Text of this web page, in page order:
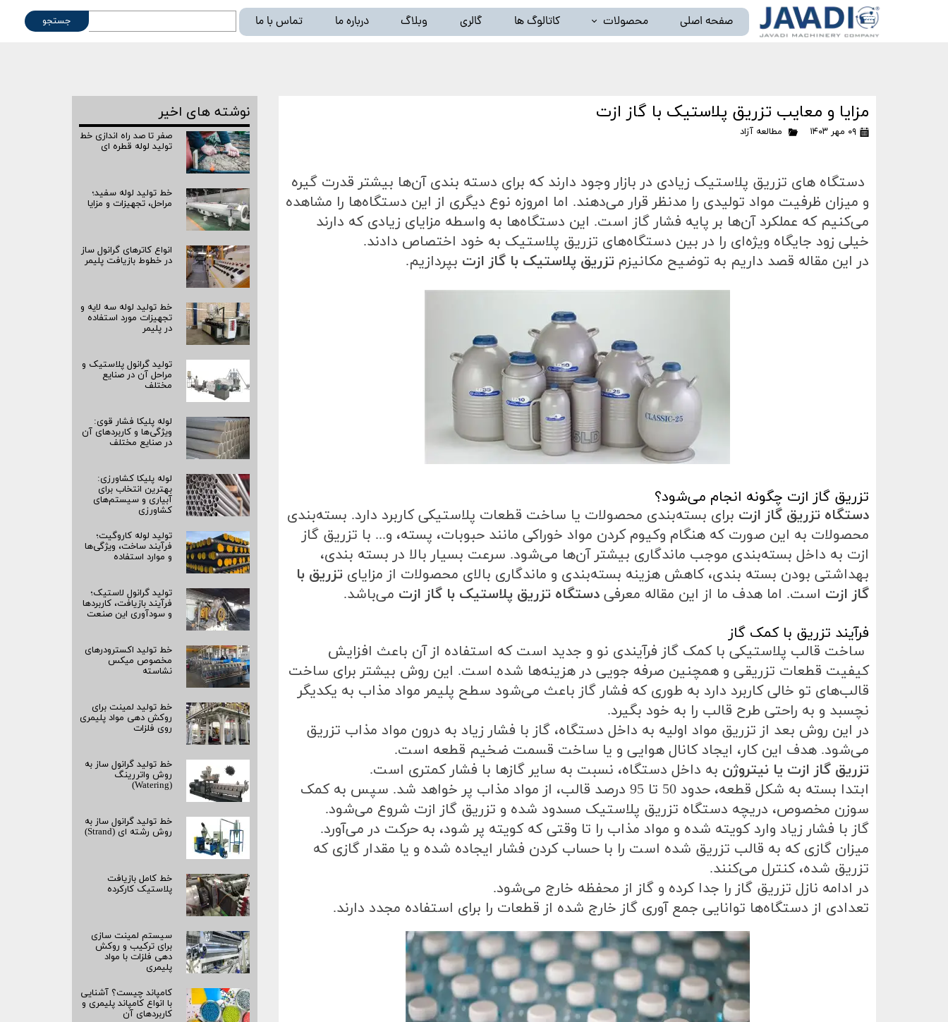
صفحه اصلی محصولات
سایر محصولات ( توقف تولید )
کاتالوگ ها گالری وبلاگ درباره ما تماس با ما جستجو
مزایا و معایب تزریق پلاستیک با گاز ازت
۰۹ مهر ۱۴۰۳ مطالعه آزاد
دستگاه های تزریق پلاستیک زیادی در بازار وجود دارند که برای دسته بندی آن‌ها بیشتر قدرت گیره
و میزان ظرفیت مواد تولیدی را مدنظر قرار می‌دهند. اما امروزه نوع دیگری از این دستگاه‌ها را مشاهده
می‌کنیم که عملکرد آن‌ها بر پایه فشار گاز است. این دستگاه‌‌ها به واسطه مزایای زیادی که دارند
خیلی زود جایگاه ویژه‌ای را در بین دستگاه‌های تزریق پلاستیک به خود اختصاص دادند.
در این مقاله قصد داریم به توضیح مکانیزم تزریق پلاستیک با گاز ازت بپردازیم.
تزریق گاز ازت چگونه انجام می‌شود؟
دستگاه‌ تزریق گاز ازت برای بسته‌بندی محصولات یا ساخت قطعات پلاستیکی کاربرد دارد. بسته‌بندی
محصولات به این صورت که هنگام وکیوم کردن مواد خوراکی مانند حبوبات، پسته، و... با تزریق گاز
ازت به داخل‌ بسته‌بندی موجب ماندگاری بیشتر آن‌ها می‌شود. سرعت بسیار بالا در بسته بندی،
بهداشتی بودن بسته بندی، کاهش هزینه‌ بسته‌بندی و ماندگاری بالای محصولات‌ از مزایای تزریق با
گاز ازت است. اما هدف ما از این مقاله معرفی دستگاه تزریق پلاستیک با گاز ازت می‌باشد.
فرآیند تزریق با کمک گاز
ساخت قالب پلاستیکی با کمک گاز فرآیندی نو و جدید است که‌ استفاده از آن باعث افزایش
کیفیت قطعات تزریقی و همچنین صرفه جویی در هزینه‌ها شده است. این روش بیشتر برای ساخت
قالب‌های تو خالی کاربرد دارد به طوری که فشار گاز باعث می‌شود سطح پلیمر مواد مذاب به یکدیگر
نچسبد و به راحتی طرح قالب را به خود بگیرد.
در این روش بعد از تزریق مواد اولیه به داخل دستگاه، گاز با فشار زیاد به درون مواد مذاب تزریق
می‌شود. هدف این کار، ایجاد کانال هوایی و یا ساخت قسمت ضخیم قطعه است.
تزریق گاز ازت یا نیتروژن به داخل دستگاه، نسبت به سایر گازها با فشار کمتری است.
ابتدا بسته به شکل قطعه، حدود 50 تا 95 درصد قالب، از مواد مذاب پر خواهد شد. سپس به کمک
سوزن مخصوص، دریچه دستگاه تزریق پلاستیک مسدود شده و تزریق گاز ازت شروع می‌شود.
گاز با فشار زیاد وارد کویته شده‌ و مواد مذاب را تا وقتی که کویته پر شود، به حرکت در می‌آورد.
میزان گازی که به قالب تزریق شده است را با حساب کردن فشار ایجاده شده و یا مقدار گازی که
تزریق شده، کنترل می‌کنند.
در ادامه نازل تزریق گاز را جدا کرده و گاز از محفظه خارج می‌شود.
تعدادی از دستگاه‌ها توانایی جمع آوری گاز خارج شده از قطعات را برای استفاده مجدد دارند.
نوشته های اخیر
صفر تا صد راه‌ اندازی خط
تولید لوله قطره ای
خط تولید لوله سفید؛
مراحل، تجهیزات و مزایا
انواع کاترهای گرانول ساز
در خطوط بازیافت پلیمر
خط تولید لوله سه لایه و
تجهیزات مورد استفاده
در پلیمر
تولید گرانول پلاستیک و
مراحل آن در صنایع
مختلف
لوله پلیکا فشار قوی:
ویژگی‌ها و کاربردهای آن
در صنایع مختلف
لوله پلیکا کشاورزی:
بهترین انتخاب برای
آبیاری و سیستم‌های
کشاورزی
تولید لوله کاروگیت؛
فرآیند ساخت، ویژگی‌ها
و موارد استفاده
تولید گرانول لاستیک؛
فرآیند بازیافت، کاربردها
و سودآوری این صنعت
خط تولید اکسترودرهای
مخصوص میکس
نشاسته
خط تولید لمینت برای
روکش‌ دهی مواد پلیمری
روی فلزات
خط تولید گرانول ساز به
روش واتررینگ
(Watering)
خط تولید گرانول ساز به
روش رشته‌ ای (Strand)
خط کامل بازیافت
پلاستیک کارکرده
سیستم لمینت‌ سازی
برای ترکیب و روکش‌
دهی فلزات با مواد
پلیمری
کامپاند چیست؟ آشنایی
با انواع کامپاند پلیمری و
کاربردهای آن